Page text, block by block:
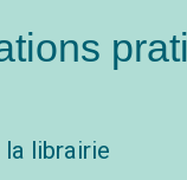
la librairie